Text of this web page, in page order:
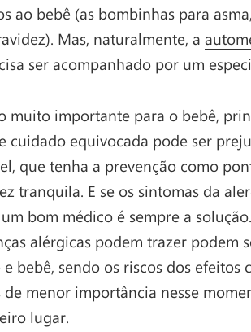
ao bebê (as bombinhas para
Mas, naturalmente, a
ser acompanhado por um
muito importante para o bebê,
cuidado equivocada pode ser
que tenha a prevenção como
tranquila. E se os sintomas da
bom médico é sempre a
alérgicas podem trazer podem
bebê, sendo os riscos dos efeitos
menor importância nesse
lugar.